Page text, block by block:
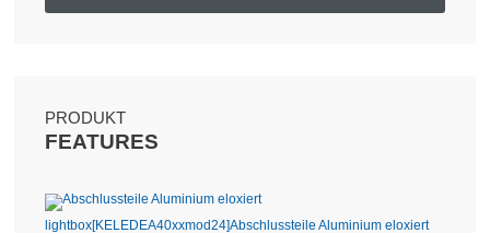
PRODUKT
FEATURES
lightbox[KELEDEA40xxmod24]Abschlussteile Aluminium eloxiert